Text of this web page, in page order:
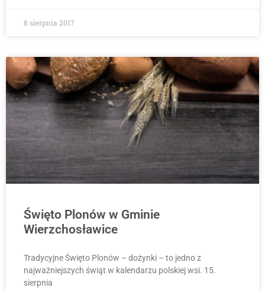
8 sierpnia 2017
Święto Plonów w Gminie
Wierzchosławice
Tradycyjne Święto Plonów – dożynki – to jedno z
najważniejszych świąt w kalendarzu polskiej wsi. 15.
sierpnia